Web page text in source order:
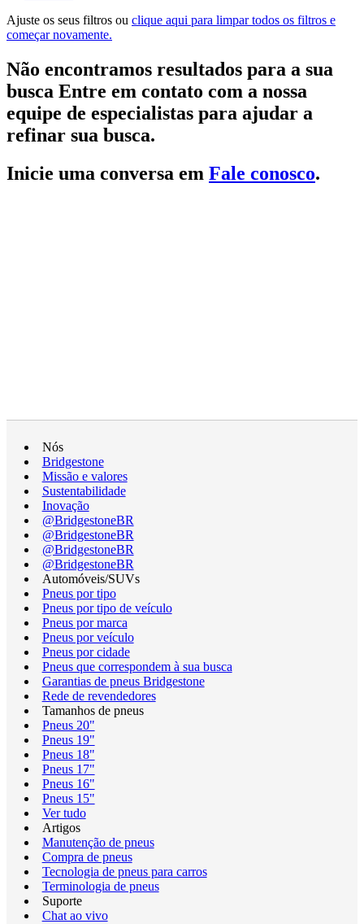
Ajuste os seus filtros ou clique aqui para limpar todos os filtros e
começar novamente.
Não encontramos resultados para a sua
busca Entre em contato com a nossa
equipe de especialistas para ajudar a
refinar sua busca.
Inicie uma conversa em Fale conosco.
Nós
Bridgestone
Missão e valores
Sustentabilidade
Inovação
@BridgestoneBR
@BridgestoneBR
@BridgestoneBR
@BridgestoneBR
Automóveis/SUVs
Pneus por tipo
Pneus por tipo de veículo
Pneus por marca
Pneus por veículo
Pneus por cidade
Pneus que correspondem à sua busca
Garantias de pneus Bridgestone
Rede de revendedores
Tamanhos de pneus
Pneus 20"
Pneus 19"
Pneus 18"
Pneus 17"
Pneus 16"
Pneus 15"
Ver tudo
Artigos
Manutenção de pneus
Compra de pneus
Tecnologia de pneus para carros
Terminologia de pneus
Suporte
Chat ao vivo